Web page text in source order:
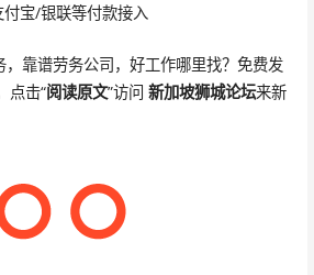
宝/银联等付款接入
，靠谱劳务公司，好工作哪里找？免费发
点击“阅读原文”访问 新加坡狮城论坛来新